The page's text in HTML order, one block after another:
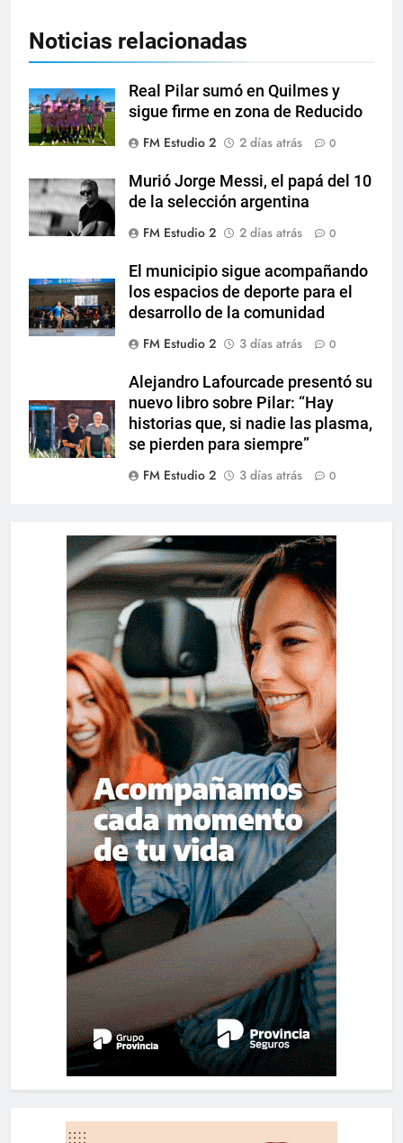
Noticias relacionadas
Real Pilar sumó en Quilmes y
sigue firme en zona de Reducido
FM Estudio 2
2 días atrás 0
Murió Jorge Messi, el papá del 10
de la selección argentina
FM Estudio 2
2 días atrás 0
El municipio sigue acompañando
los espacios de deporte para el
desarrollo de la comunidad
FM Estudio 2
3 días atrás 0
Alejandro Lafourcade presentó su
nuevo libro sobre Pilar: “Hay
historias que, si nadie las plasma,
se pierden para siempre”
FM Estudio 2
3 días atrás 0